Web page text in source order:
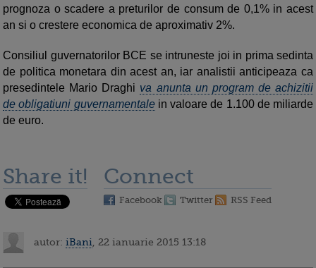
prognoza o scadere a preturilor de consum de 0,1% in acest
an si o crestere economica de aproximativ 2%.
Consiliul guvernatorilor BCE se intruneste joi in prima sedinta
de politica monetara din acest an, iar analistii anticipeaza ca
presedintele Mario Draghi va anunta un program de achizitii
de obligatiuni guvernamentalein valoare de 1.100 de miliarde
de euro.
Share it! Connect
Facebook Twitter RSS Feed
autor: iBani , 22 ianuarie 2015 13:18